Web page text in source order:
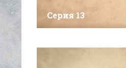
Серия 13